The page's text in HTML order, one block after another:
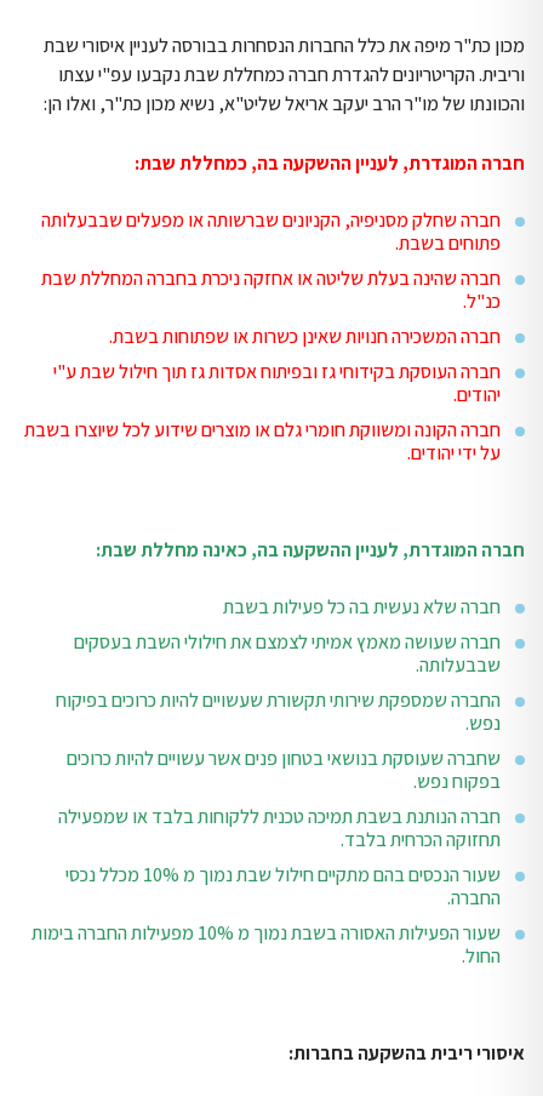
מכון כת"ר מיפה את כלל החברות הנסחרות בבורסה לעניין איסורי שבת
וריבית. הקריטריונים להגדרת חברה כמחללת שבת נקבעו עפ"י עצתו
והכוונתו של מו"ר הרב יעקב אריאל שליט"א, נשיא מכון כת"ר, ואלו הן:
חברה המוגדרת, לעניין ההשקעה בה, כמחללת שבת:
חברה שחלק מסניפיה, הקניונים שברשותה או מפעלים שבבעלותה
פתוחים בשבת.
חברה שהינה בעלת שליטה או אחזקה ניכרת בחברה המחללת שבת
כנ"ל.
חברה המשכירה חנויות שאינן כשרות או שפתוחות בשבת.
חברה העוסקת בקידוחי גז ובפיתוח אסדות גז תוך חילול שבת ע"י
יהודים.
חברה הקונה ומשווקת חומרי גלם או מוצרים שידוע לכל שיוצרו בשבת
על ידי יהודים.
חברה המוגדרת, לעניין ההשקעה בה, כאינה מחללת שבת:
חברה שלא נעשית בה כל פעילות בשבת
חברה שעושה מאמץ אמיתי לצמצם את חילולי השבת בעסקים
שבבעלותה.
החברה שמספקת שירותי תקשורת שעשויים להיות כרוכים בפיקוח
נפש.
שחברה שעוסקת בנושאי בטחון פנים אשר עשויים להיות כרוכים
בפקוח נפש.
חברה הנותנת בשבת תמיכה טכנית ללקוחות בלבד או שמפעילה
תחזוקה הכרחית בלבד.
שעור הנכסים בהם מתקיים חילול שבת נמוך מ 10% מכלל נכסי
החברה.
שעור הפעילות האסורה בשבת נמוך מ 10% מפעילות החברה בימות
החול.
איסורי ריבית בהשקעה בחברות: